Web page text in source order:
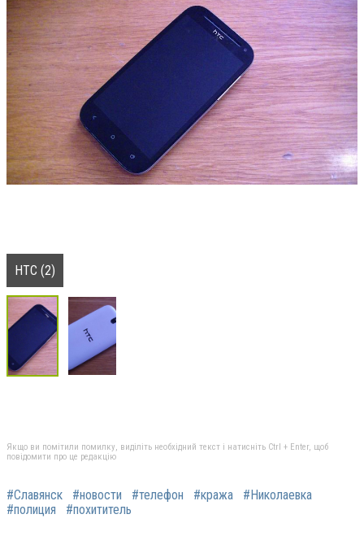
HTC (2)
Якщо ви помітили помилку, виділіть необхідний текст і натисніть Ctrl + Enter, щоб
повідомити про це редакцію
#Славянск #новости #телефон #кража
#Николаевка
#полиция
#похититель